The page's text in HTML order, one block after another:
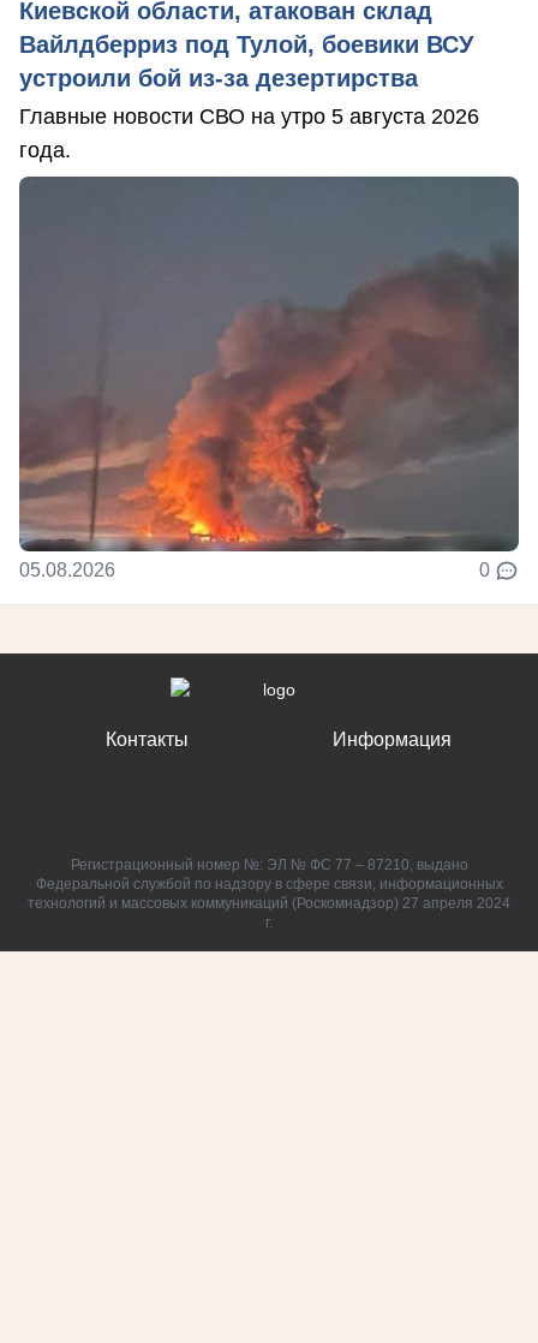
Киевской области, атакован склад
Вайлдберриз под Тулой, боевики ВСУ
устроили бой из-за дезертирства
Главные новости СВО на утро 5 августа 2026
года.
05.08.2026 0
Контакты Информация
Регистрационный номер №: ЭЛ № ФС 77 – 87210, выдано
Федеральной службой по надзору в сфере связи, информационных
технологий и массовых коммуникаций (Роскомнадзор) 27 апреля 2024
г.